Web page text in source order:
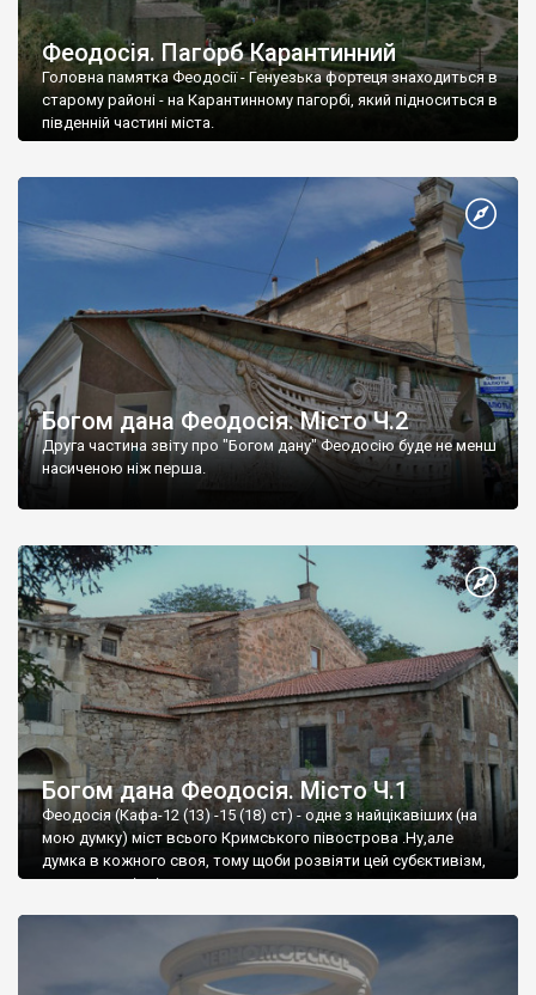
Феодосія. Пагорб Карантинний
Головна памятка Феодосії - Генуезька фортеця знаходиться в
старому районі - на Карантинному пагорбі, який підноситься в
південній частині міста.
Богом дана Феодосія. Місто Ч.2
Друга частина звіту про "Богом дану" Феодосію буде не менш
насиченою ніж перша.
Богом дана Феодосія. Місто Ч.1
Феодосія (Кафа-12 (13) -15 (18) ст) - одне з найцікавіших (на
мою думку) міст всього Кримського півострова .Ну,але
думка в кожного своя, тому щоби розвіяти цей субєктивізм,
запрошую відвідати це